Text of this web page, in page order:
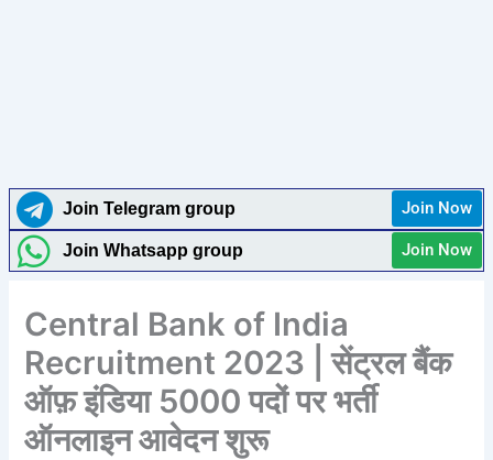
Join Telegram group Join Now
Join Whatsapp group Join Now
Central Bank of India
Recruitment 2023 | सेंट्रल बैंक
ऑफ़ इंडिया 5000 पदों पर भर्ती
ऑनलाइन आवेदन शुरू